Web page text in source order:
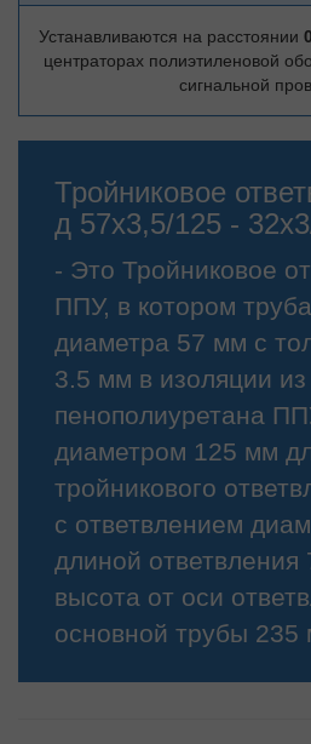
Устанавливаются на расстоянии
центраторах полиэтиленовой
сигнальной
Тройниковое
д 57х3,5/125 -
- Это Тройниковое
ППУ, в котором
диаметра 57 мм с
3.5 мм в изоляции из
пенополиуретана
диаметром 125 мм
тройникового
с ответвлением
длиной ответвления
высота от оси
основной трубы 235